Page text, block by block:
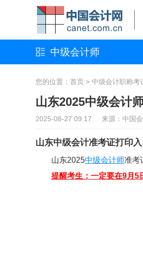
中级会计师
您的位置： 首页 > 中级会计职称考
山东2025中级会计
2025-08-27 09:17 来源：中国
山东中级会计准考证打印入
山东2025中级会计师准考
提醒考生：一定要在9月5